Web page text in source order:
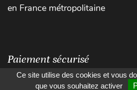
en France métropolitaine
Paiement sécurisé
Ce site utilise des cookies et vous
que vous souhaitez activer